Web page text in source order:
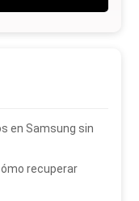
en Samsung sin
recuperar